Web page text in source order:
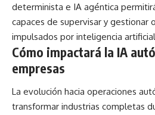
determinista e IA agéntica
capaces de supervisar y gestionar
impulsados por inteligencia
Cómo impactará la IA
empresas
La evolución hacia operaciones
transformar industrias completas